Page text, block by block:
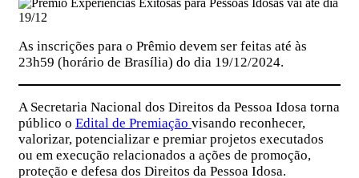
As inscrições para o Prêmio devem ser feitas até às
23h59 (horário de Brasília) do dia 19/12/2024.
A Secretaria Nacional dos Direitos da Pessoa Idosa torna
público o Edital de Premiação visando reconhecer,
valorizar, potencializar e premiar projetos executados
ou em execução relacionados a ações de promoção,
proteção e defesa dos Direitos da Pessoa Idosa.